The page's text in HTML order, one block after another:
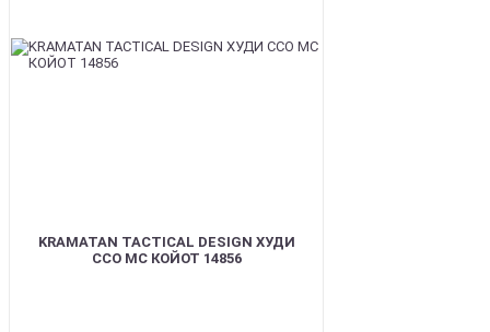
KRAMATAN TACTICAL DESIGN ХУДИ
ССО МС КОЙОТ 14856